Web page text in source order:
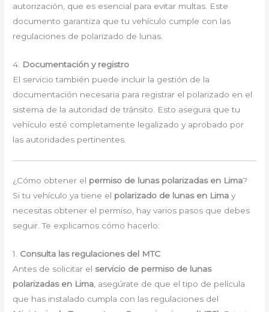
autorización, que es esencial para evitar multas. Este
documento garantiza que tu vehículo cumple con las
regulaciones de polarizado de lunas.
4. Documentación y registro
El servicio también puede incluir la gestión de la
documentación necesaria para registrar el polarizado en el
sistema de la autoridad de tránsito. Esto asegura que tu
vehículo esté completamente legalizado y aprobado por
las autoridades pertinentes.
¿Cómo obtener el permiso de lunas polarizadas en Lima?
Si tu vehículo ya tiene el polarizado de lunas en Lima y
necesitas obtener el permiso, hay varios pasos que debes
seguir. Te explicamos cómo hacerlo:
1. Consulta las regulaciones del MTC
Antes de solicitar el servicio de permiso de lunas
polarizadas en Lima, asegúrate de que el tipo de película
que has instalado cumpla con las regulaciones del